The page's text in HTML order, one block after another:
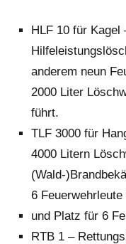
HLF 10 für Kagel
anderem neun
2000 Liter
führt.
TLF 3000 für
4000 Litern
(Wald-
6 Feuerwehrleute
und Platz für 6
RTB 1 –